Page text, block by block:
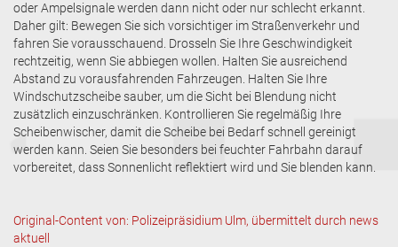
oder Ampelsignale werden dann nicht oder nur schlecht erkannt.
Daher gilt: Bewegen Sie sich vorsichtiger im Straßenverkehr und
fahren Sie vorausschauend. Drosseln Sie Ihre Geschwindigkeit
rechtzeitig, wenn Sie abbiegen wollen. Halten Sie ausreichend
Abstand zu vorausfahrenden Fahrzeugen. Halten Sie Ihre
Windschutzscheibe sauber, um die Sicht bei Blendung nicht
zusätzlich einzuschränken. Kontrollieren Sie regelmäßig Ihre
Scheibenwischer, damit die Scheibe bei Bedarf schnell gereinigt
werden kann. Seien Sie besonders bei feuchter Fahrbahn darauf
vorbereitet, dass Sonnenlicht reflektiert wird und Sie blenden kann.
Original-Content von: Polizeipräsidium Ulm, übermittelt durch news
aktuell